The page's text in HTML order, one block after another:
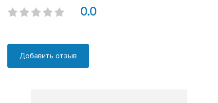
0.0
Добавить отзыв